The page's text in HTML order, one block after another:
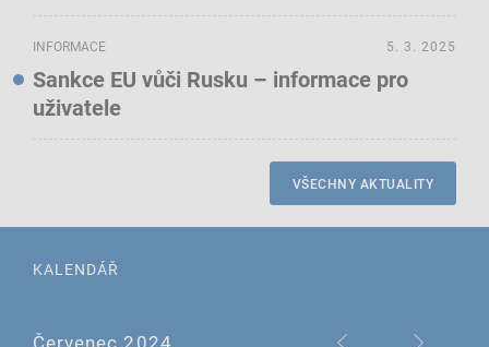
INFORMACE
Sankce EU vůči Rusku – informace pro
uživatele
5. 3. 2025
VŠECHNY AKTUALITY
KALENDÁŘ